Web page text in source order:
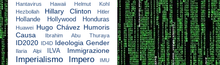
Hantavirus Hawaii
Helmut Kohl
Hezbollah
Hillary Clinton Hitler
Hollande Hollywood Honduras
Huawei Hugo Chávez Humoris
Causa
Ibrahim Abu Thuraya
ID2020 ID4D Ideologia Gender
Ilaria Alpi ILVA Immigrazione
Imperialismo Impero IMU